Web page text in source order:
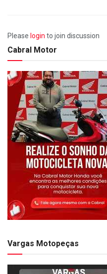
Please login to join discussion
Cabral Motor
Vargas Motopeças